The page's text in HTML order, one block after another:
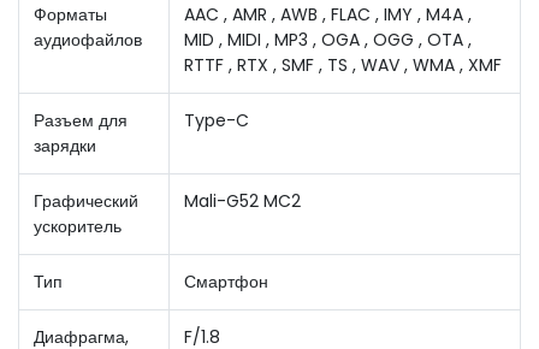
Форматы
аудиофайлов
AAC , AMR , AWB , FLAC , IMY , M4A ,
MID , MIDI , MP3 , OGA , OGG , OTA ,
RTTF , RTX , SMF , TS , WAV , WMA , XMF
Разъем для
зарядки
Type-C
Графический
ускоритель
Mali-G52 MC2
Тип Смартфон
Диафрагма,
F/1.8